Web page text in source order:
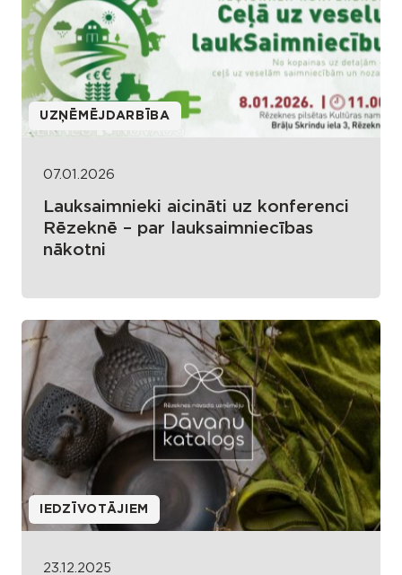
UZŅĒMĒJDARBĪBA
07.01.2026
Lauksaimnieki aicināti uz konferenci
Rēzeknē – par lauksaimniecības
nākotni
IEDZĪVOTĀJIEM
23.12.2025